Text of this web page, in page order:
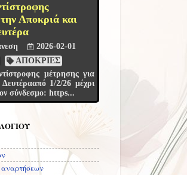
Αποκριά και
2026-02-01
ΑΠΟΚΡΙΕΣ
μέτρησης για
1/2/26 μέχρι
σύνδεσμο: https...